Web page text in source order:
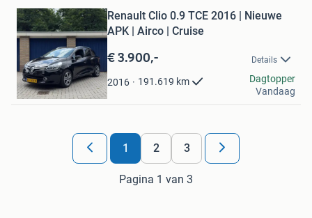
in
Mijn
Favorieten
Renault Clio 0.9 TCE 2016 | Nieuwe
APK | Airco | Cruise
€ 3.900,- Details
2016 191.619 km
Van Alles wat
Nunspeet
Dagtopper
Vandaag
1 2 3
Pagina 1 van 3